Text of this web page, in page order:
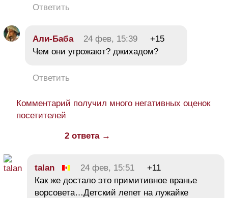
Ответить
Али-Баба 24 фев, 15:39
+15
Чем они угрожают? джихадом?
Ответить
Комментарий получил много негативных оценок
посетителей
2 ответа →
talan 24 фев, 15:51
+11
Как же достало это примитивное вранье
ворсовета…Детский лепет на лужайке